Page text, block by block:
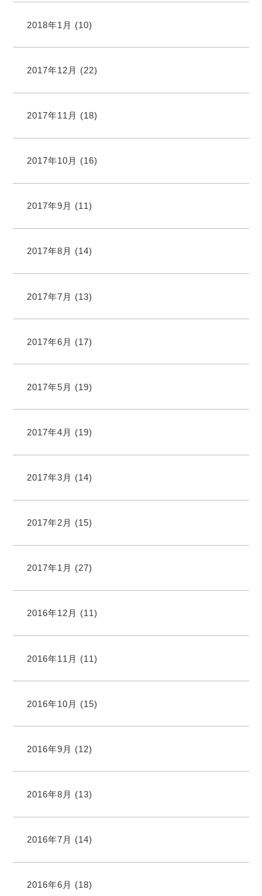
2018年1月 (10)
2017年12月 (22)
2017年11月 (18)
2017年10月 (16)
2017年9月 (11)
2017年8月 (14)
2017年7月 (13)
2017年6月 (17)
2017年5月 (19)
2017年4月 (19)
2017年3月 (14)
2017年2月 (15)
2017年1月 (27)
2016年12月 (11)
2016年11月 (11)
2016年10月 (15)
2016年9月 (12)
2016年8月 (13)
2016年7月 (14)
2016年6月 (18)